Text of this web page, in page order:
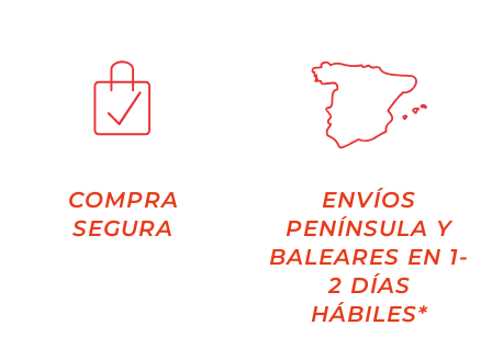
COMPRA
SEGURA
ENVÍOS
PENÍNSULA Y
BALEARES EN 1-
2 DÍAS
HÁBILES*